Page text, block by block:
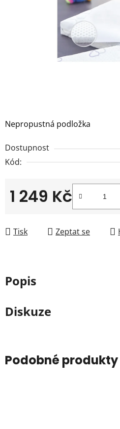
Nepropustná podložka
Dostupnost
Kód:
1 249 Kč
Tisk Zeptat se
Popis
Diskuze
Podobné produkty